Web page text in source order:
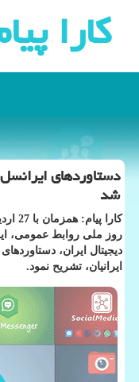
كارا
دستاوردهای
شد
روز ملی روابط عمومی،
دیجیتال ایران،
ایرانیان، تشریح نمود.